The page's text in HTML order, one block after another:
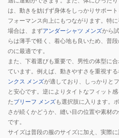
は、動きを妨げず身体をしっかりサポー
フォーマンス向上にもつながります。特
場合は、まずアンダーシャツ メンズから
らは薄手で軽く、着心地も良いため、普
のに最適です。
また、下着選びも重要で、男性の体型に
ています。例えば、動きやすさを重視する
ンクス メンズが適しており、しっかりと
と安心です。逆によりタイトなフィット
たブリーフ メンズも選択肢に入ります。
さが続くかどうか、縫い目の位置や素材
です。
サイズは普段の服のサイズに加え、実際